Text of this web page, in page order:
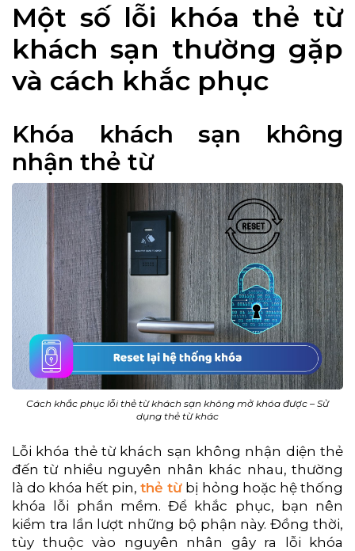
Một số lỗi khóa thẻ từ
khách sạn thường gặp
và cách khắc phục
Khóa khách sạn không
nhận thẻ từ
Cách khắc phục lỗi thẻ từ khách sạn không mở khóa được – Sử
dụng thẻ từ khác
Lỗi khóa thẻ từ khách sạn không nhận diện thẻ
đến từ nhiều nguyên nhân khác nhau, thường
là do khóa hết pin, thẻ từ bị hỏng hoặc hệ thống
khóa lỗi phần mềm. Để khắc phục, bạn nên
kiểm tra lần lượt những bộ phận này. Đồng thời,
tùy thuộc vào nguyên nhân gây ra lỗi khóa